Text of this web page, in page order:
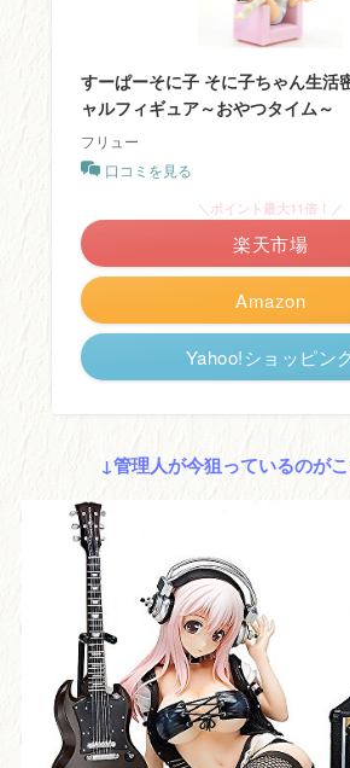
すーぱーそに子 そに子ちゃん生活
ャルフィギュア～おやつタイム～
フリュー
口コミを見る
Amazon
＼ポイント最大11倍！／
楽天市場
Yahoo!ショッピン
↓管理人が今狙っているのが